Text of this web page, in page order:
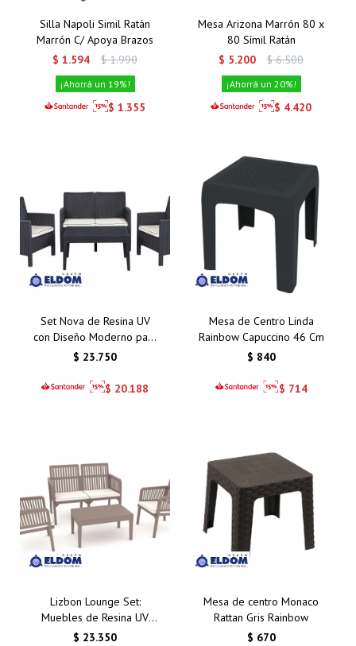
Silla Napoli Simil Ratán
Marrón C/ Apoya Brazos
$ 1.594 $ 1.990
19
$ 1.355
Mesa Arizona Marrón 80 x
80 Símil Ratán
$ 5.200 $ 6.500
20
$ 4.420
Set Nova de Resina UV
con Diseño Moderno para
Exteriores 2+1+1+ Mesa
$ 23.750
$ 20.188
Mesa de Centro Linda
Rainbow Capuccino 46 Cm
$ 840
$ 714
Lizbon Lounge Set:
Muebles de Resina UV
Resistentes para
$ 23.350
Mesa de centro Monaco
Rattan Gris Rainbow
$ 670